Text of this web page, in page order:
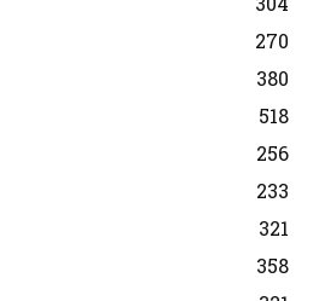
270
380
518
256
233
321
358